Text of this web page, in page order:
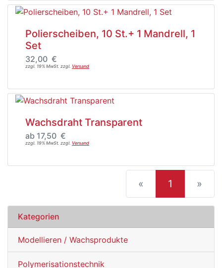
Polierscheiben, 10 St.+ 1 Mandrell, 1
Set
32,00 €
zzgl. 19% MwSt. zzgl. Versand
Wachsdraht Transparent
ab 17,50 €
zzgl. 19% MwSt. zzgl. Versand
« 1 (current)
»
Kategorien
Modellieren / Wachsprodukte
Polymerisationstechnik